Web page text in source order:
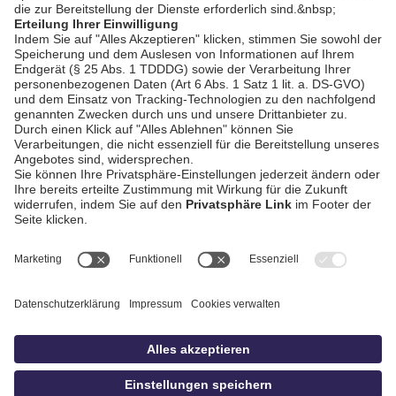
AGB / Gewinnspiele
Datenschutz
Impressum
idowa.de